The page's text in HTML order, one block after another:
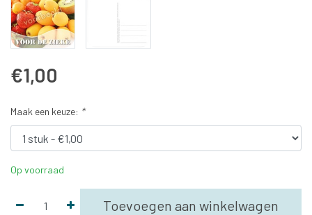
€1,00
Maak een keuze: *
Op voorraad
Toevoegen aan winkelwagen